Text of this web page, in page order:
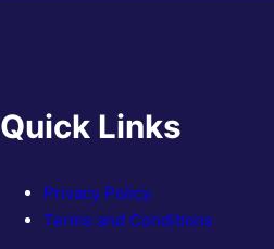
Quick Links
Privacy Policy
Terms and Conditions